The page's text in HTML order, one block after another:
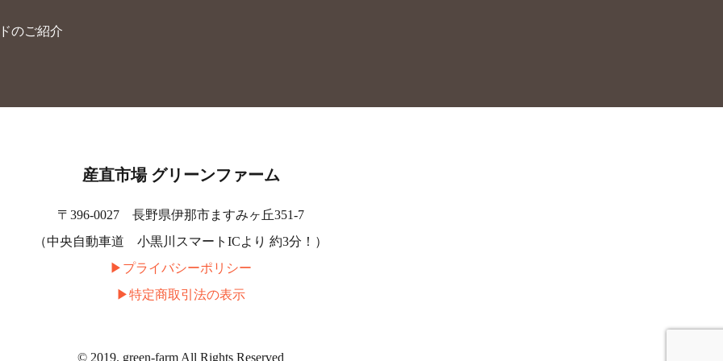
のご紹介
産直市場 グリーンファーム
〒396-0027 長野県伊那市ますみヶ丘351-7
（中央自動車道 小黒川スマートICより 約3分！）
▶︎プライバシーポリシー
▶︎特定商取引法の表示
© 2019. green-farm All Rights Reserved